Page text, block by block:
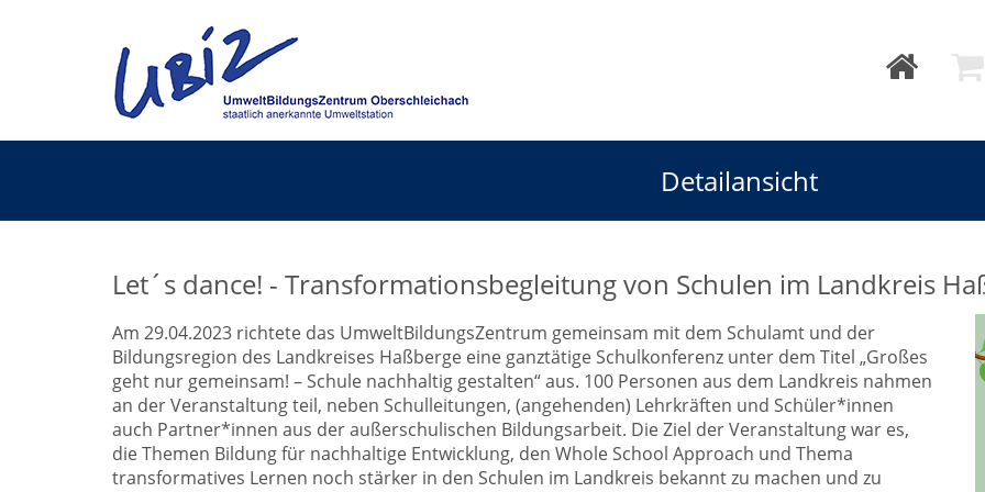
Detailansicht
Let´s dance! - Transformationsbegleitung von Schulen im Landkreis
Am 29.04.2023 richtete das UmweltBildungsZentrum gemeinsam mit dem Schulamt und der
Bildungsregion des Landkreises Haßberge eine ganztätige Schulkonferenz unter dem Titel „Großes
geht nur gemeinsam! – Schule nachhaltig gestalten“ aus. 100 Personen aus dem Landkreis nahmen
an der Veranstaltung teil, neben Schulleitungen, (angehenden) Lehrkräften und Schüler*innen
auch Partner*innen aus der außerschulischen Bildungsarbeit. Die Ziel der Veranstaltung war es,
die Themen Bildung für nachhaltige Entwicklung, den Whole School Approach und Thema
transformatives Lernen noch stärker in den Schulen im Landkreis bekannt zu machen und zu